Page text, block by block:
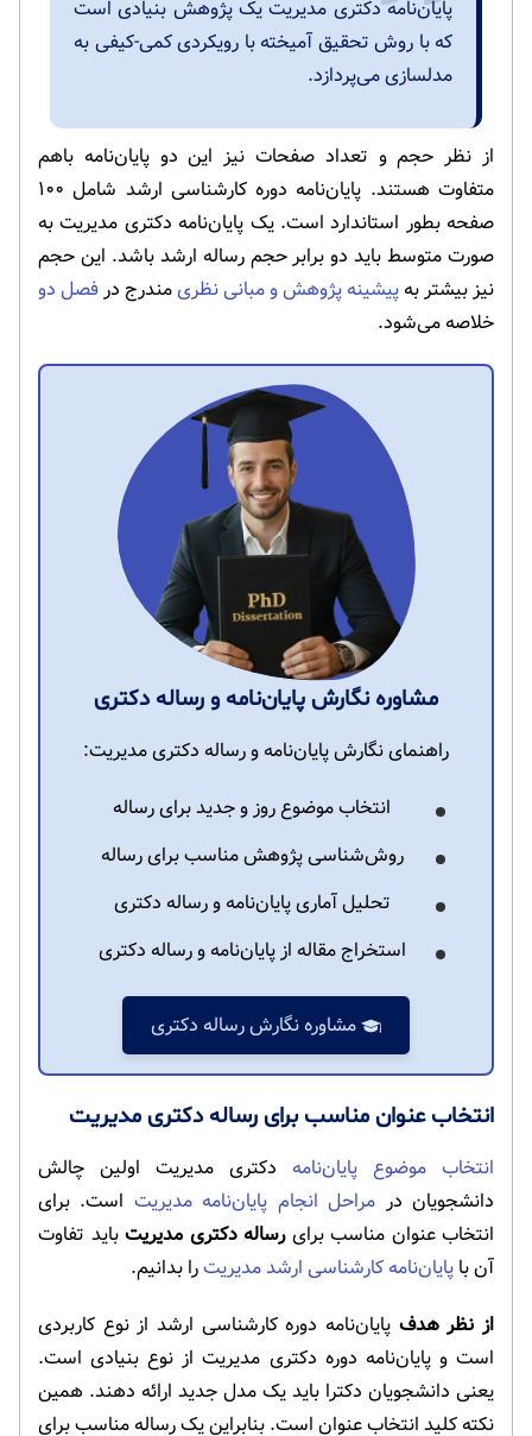
پایان‌نامه دکتری مدیریت یک پژوهش بنیادی است
که با روش تحقیق آمیخته با رویکردی کمی-کیفی به
مدلسازی می‌پردازد.
از نظر حجم و تعداد صفحات نیز این دو پایان‌نامه باهم
متفاوت هستند. پایان‌نامه دوره کارشناسی ارشد شامل ۱۰۰
صفحه بطور استاندارد است. یک پایان‌نامه دکتری مدیریت به
صورت متوسط باید دو برابر حجم رساله ارشد باشد. این حجم
نیز بیشتر به پیشینه پژوهش و مبانی نظریمندرج در فصل دو
خلاصه می‌شود.
مشاوره نگارش پایان‌نامه و رساله دکتری
راهنمای نگارش پایان‌نامه و رساله دکتری مدیریت:
انتخاب موضوع روز و جدید برای رساله
روش‌شناسی پژوهش مناسب برای رساله
تحلیل آماری پایان‌نامه و رساله دکتری
استخراج مقاله از پایان‌نامه و رساله دکتری
مشاوره نگارش رساله دکتری
انتخاب عنوان مناسب برای رساله دکتری مدیریت
انتخاب موضوع پایان‌نامه دکتری مدیریت اولین چالش
دانشجویان در مراحل انجام پایان‌نامه مدیریت است. برای
انتخاب عنوان مناسب برایرساله دکتری مدیریت باید تفاوت
آن با پایان‌نامه کارشناسی ارشد مدیریترا بدانیم.
از نظر هدف پایان‌نامه دوره کارشناسی ارشد از نوع کاربردی
است و پایان‌نامه دوره دکتری مدیریت از نوع بنیادی است.
یعنی دانشجویان دکترا باید یک مدل جدید ارائه دهند. همین
نکته کلید انتخاب عنوان است. بنابراین یک رساله مناسب برای